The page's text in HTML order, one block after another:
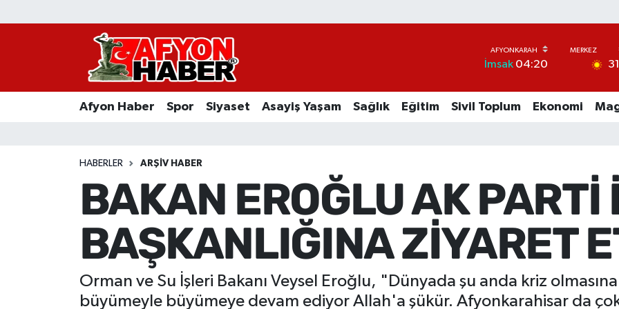
İmsak04:20 31
Afyon Haber Spor Siyaset Asayiş Yaşam Sağlık Eğitim Sivil Toplum Ekonomi
HABERLER ARŞIV HABER
BAKAN EROĞLU AK PARTİ
BAŞKANLIĞINA ZİYARET
Orman ve Su İşleri Bakanı Veysel Eroğlu, "Dünyada şu anda kriz
büyümeyle büyümeye devam ediyor Allah'a şükür. Afyonkarahisar da
Afyon Haber
Asayiş Yaşam
Ekonomi